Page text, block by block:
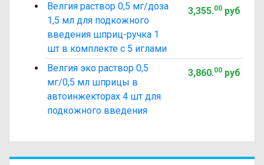
Велгия раствор 0,5 мг/доза
1,5 мл для подкожного
введения шприц-ручка 1
шт в комплекте с 5 иглами
3,355.00руб
Велгия эко раствор 0,5
мг/0,5 мл шприцы в
автоинжекторах 4 шт для
подкожного введения
3,860.00руб